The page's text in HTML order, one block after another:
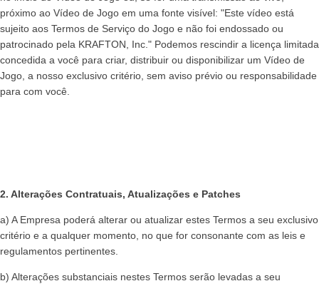
próximo ao Vídeo de Jogo em uma fonte visível: "Este vídeo está
sujeito aos Termos de Serviço do Jogo e não foi endossado ou
patrocinado pela KRAFTON, Inc." Podemos rescindir a licença limitada
concedida a você para criar, distribuir ou disponibilizar um Vídeo de
Jogo, a nosso exclusivo critério, sem aviso prévio ou responsabilidade
para com você.
2. Alterações Contratuais, Atualizações e Patches
a) A Empresa poderá alterar ou atualizar estes Termos a seu exclusivo
critério e a qualquer momento, no que for consonante com as leis e
regulamentos pertinentes.
b) Alterações substanciais nestes Termos serão levadas a seu